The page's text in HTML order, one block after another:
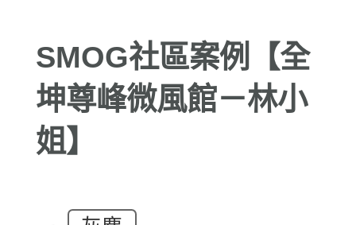
SMOG社區案例【全
坤尊峰微風館－林小
姐】